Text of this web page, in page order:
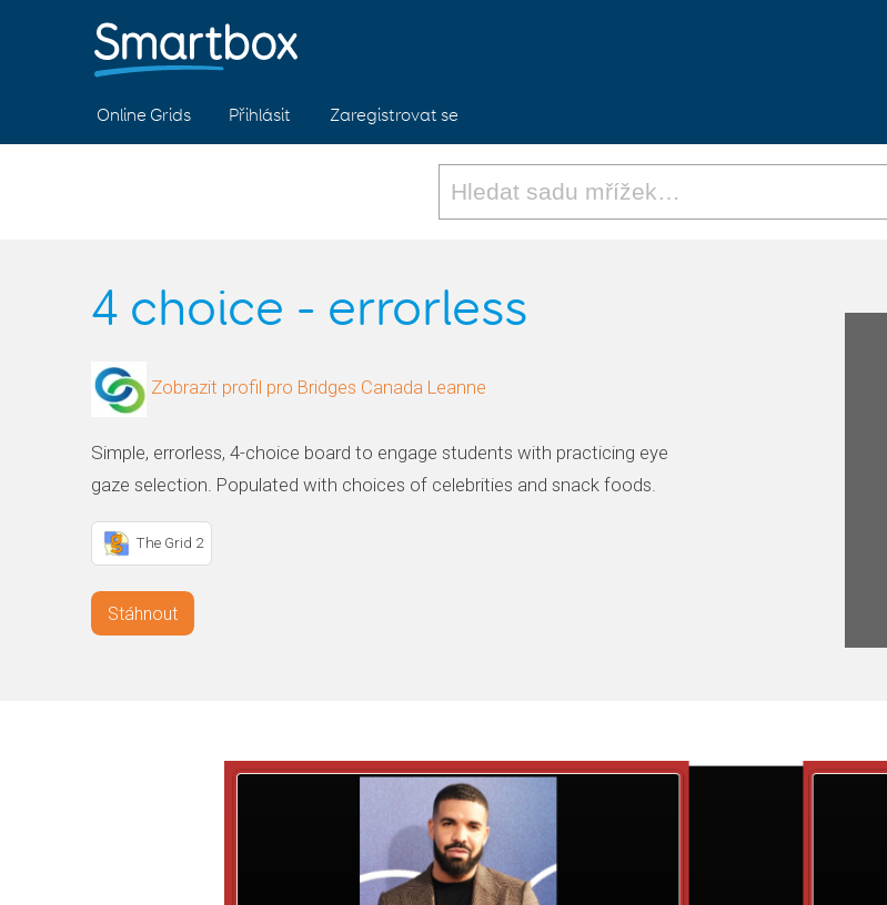
Online Grids Přihlásit Zaregistrovat se
4 choice - errorless
Zobrazit profil pro Bridges Canada Leanne
Simple, errorless, 4-choice board to engage students with practicing eye
gaze selection. Populated with choices of celebrities and snack foods.
The Grid 2
Stáhnout